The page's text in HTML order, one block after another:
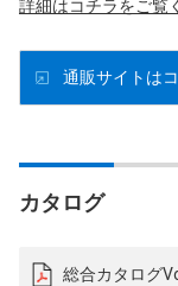
詳細はコチラをご覧
通販サイトは
カタログ
総合カタログ